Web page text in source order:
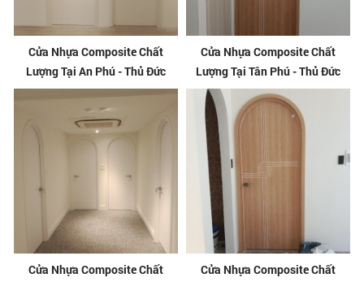
Cửa Nhựa Composite Chất
Lượng Tại An Phú - Thủ Đức
Cửa Nhựa Composite Chất
Lượng Tại Tân Phú - Thủ Đức
Cửa Nhựa Composite Chất
Cửa Nhựa Composite Chất